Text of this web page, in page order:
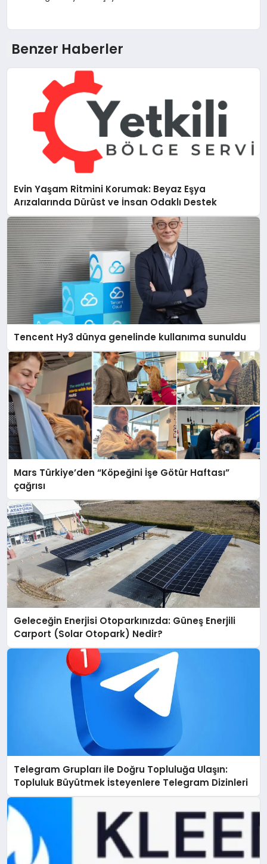
Benzer Haberler
Evin Yaşam Ritmini Korumak: Beyaz Eşya
Arızalarında Dürüst ve İnsan Odaklı Destek
Tencent Hy3 dünya genelinde kullanıma sunuldu
Mars Türkiye’den “Köpeğini İşe Götür Haftası”
çağrısı
Geleceğin Enerjisi Otoparkınızda: Güneş Enerjili
Carport (Solar Otopark) Nedir?
Telegram Grupları ile Doğru Topluluğa Ulaşın:
Topluluk Büyütmek İsteyenlere Telegram Dizinleri